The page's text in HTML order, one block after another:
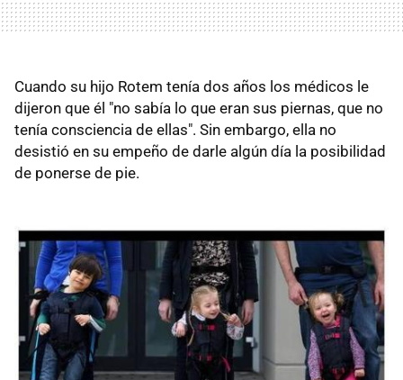
Cuando su hijo Rotem tenía dos años los médicos le
dijeron que él "no sabía lo que eran sus piernas, que no
tenía consciencia de ellas". Sin embargo, ella no
desistió en su empeño de darle algún día la posibilidad
de ponerse de pie.